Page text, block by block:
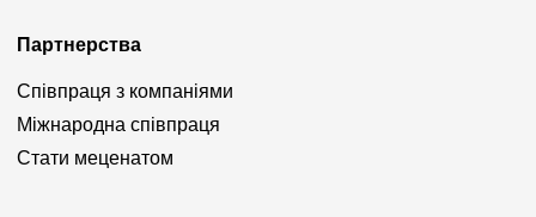
Партнерства
Співпраця з компаніями
Міжнародна співпраця
Стати меценатом